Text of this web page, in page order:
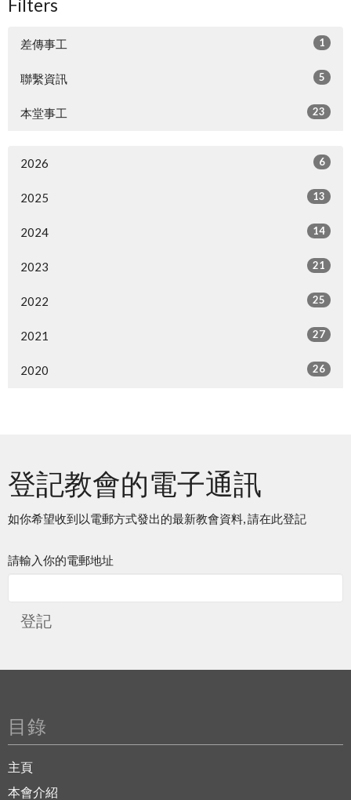
Filters
差傳事工 1
聯繫資訊 5
本堂事工 23
2026 6
2025 13
2024 14
2023 21
2022 25
2021 27
2020 26
登記教會的電子通訊
如你希望收到以電郵方式發出的最新教會資料, 請在此登記
請輸入你的電郵地址
登記
目錄
主頁
本會介紹